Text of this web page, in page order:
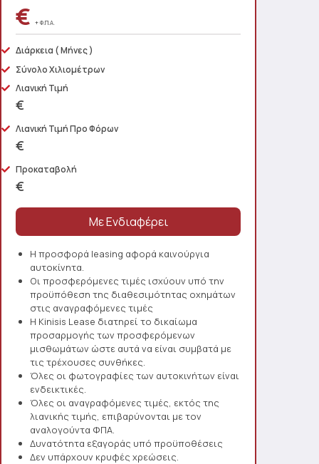
€ + Φ.Π.Α.
Διάρκεια ( Μήνες )
Σύνολο Χιλιομέτρων
Λιανική Τιμή
€
Λιανική Τιμή Προ Φόρων
€
Προκαταβολή
€
Η προσφορά leasing αφορά καινούργια
αυτοκίνητα.
Οι προσφερόμενες τιμές ισχύουν υπό την
προϋπόθεση της διαθεσιμότητας οχημάτων
στις αναγραφόμενες τιμές
Η Kinisis Lease διατηρεί το δικαίωμα
προσαρμογής των προσφερόμενων
μισθωμάτων ώστε αυτά να είναι συμβατά με
τις τρέχουσες συνθήκες.
Όλες οι φωτογραφίες των αυτοκινήτων είναι
ενδεικτικές.
Όλες οι αναγραφόμενες τιμές, εκτός της
λιανικής τιμής, επιβαρύνονται με τον
αναλογούντα ΦΠΑ.
Δυνατότητα εξαγοράς υπό προϋποθέσεις
Δεν υπάρχουν κρυφές χρεώσεις.